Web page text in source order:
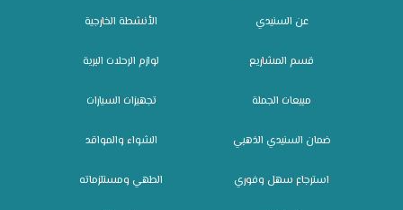
عن السنيدي
قسم المشاريع
مبيعات الجملة
ضمان السنيدي الذهبي
استرجاع سهل وفوري
الأنشطة الخارجية
لوازم الرحلات البرية
تجهيزات السيارات
الشواء والمواقد
الطهي ومستلزماته